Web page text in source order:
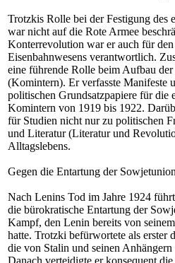
Trotzkis Rolle bei der Festigung des
war nicht auf die Rote Armee
Konterrevolution war er auch für den
Eisenbahnwesens verantwortlich.
eine führende Rolle beim Aufbau
(Komintern). Er verfasste Manifeste
politischen Grundsatzpapiere für die
Komintern von 1919 bis 1922.
für Studien nicht nur zu politischen
und Literatur (Literatur und
Alltagslebens.
Gegen die Entartung der Sowjetunion
Nach Lenins Tod im Jahre 1924
die bürokratische Entartung der
Kampf, den Lenin bereits von
hatte. Trotzki befürwortete als erster
die von Stalin und seinen
Danach verteidigte er konsequent die